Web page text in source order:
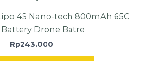
4S Nano-tech 800mAh 65C
Battery Drone Batre
Rp243.000